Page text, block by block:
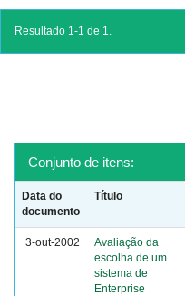
Resultado 1-1 de 1.
Conjunto de itens:
Data do
documento
Título
3-out-2002
Avaliação da
escolha de um
sistema de
Enterprise